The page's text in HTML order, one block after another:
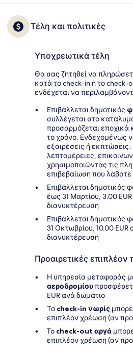
Τέλη και πολιτικές
Υποχρεωτικά τέλη
Θα σας ζητηθεί να
κατά το check-in ή το check-
ενδέχεται να
Επιβάλλεται δημοτικός
συλλέγεται στο
προσαρμόζεται εποχικά
το χρόνο. Ενδεχομένως
εξαιρέσεις ή εκπτώσεις.
λεπτομέρειες,
χρησιμοποιώντας τις
επιβεβαίωση που
Επιβάλλεται δημοτικός
έως 31 Μαρτίου, 3.00
διανυκτέρευση
Επιβάλλεται δημοτικός
31 Οκτωβρίου, 10.00
διανυκτέρευση
Προαιρετικές επιπλέον
Η υπηρεσία μεταφοράς
αεροδρομίου
EUR ανά δωμάτιο
Το check-in νωρίς
επιπλέον χρέωση (αν
To check-out αργά
επιπλέον χρέωση (αν